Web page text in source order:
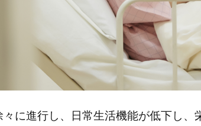
に進行し、日常生活機能が低下し、